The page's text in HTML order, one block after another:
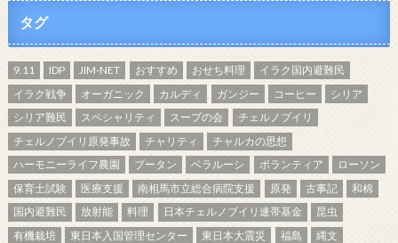
タグ
9.11 IDP JIM-NET おすすめ おせち料理
イラク国内避難民
イラク戦争
オーガニック カルディ ガンジー コーヒー
シリア
シリア難民
スペシャリティ スープの会
チェルノブイリ
チェルノブイリ原発事故
チャリティ
チャルカの思想
ハーモニーライフ農園
ブータン ベラルーシ ボランティア
ローソン
保育士試験
医療支援 南相馬市立総合病院支援 原発 古事記
和棉
国内避難民
放射能 料理 日本チェルノブイリ連帯基金
昆虫
有機栽培
東日本入国管理センター 東日本大震災 福島
縄文